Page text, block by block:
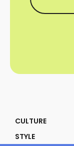
CULTURE
STYLE